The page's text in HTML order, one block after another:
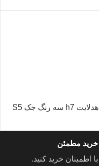
هدلایت h7 سه رنگ جک S5
خرید مطمئن
با اطمینان خرید کنید.